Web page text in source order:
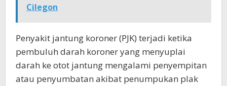
Cilegon
Penyakit jantung koroner (PJK) terjadi ketika
pembuluh darah koroner yang menyuplai
darah ke otot jantung mengalami penyempitan
atau penyumbatan akibat penumpukan plak